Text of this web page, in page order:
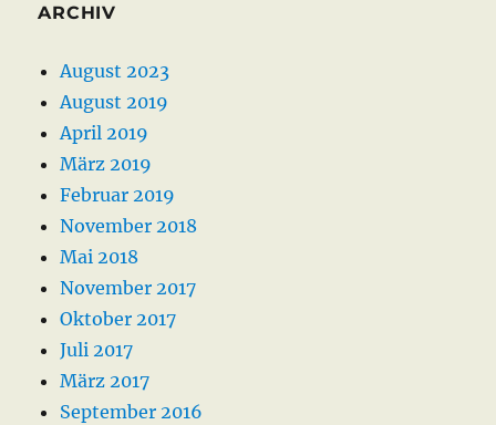
ARCHIV
August 2023
August 2019
April 2019
März 2019
Februar 2019
November 2018
Mai 2018
November 2017
Oktober 2017
Juli 2017
März 2017
September 2016